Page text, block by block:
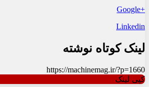
+Google
Linkedin
لینک کوتاه نوشته
https://machinemag.ir/?p=1660
کپی لینک